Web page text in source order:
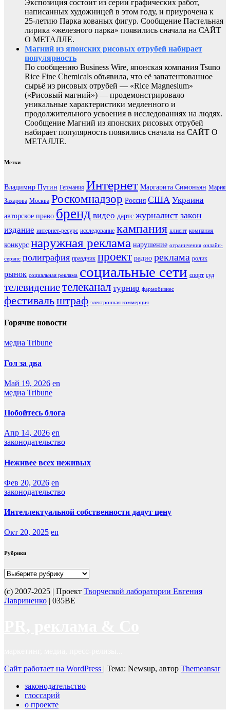
Экспозиция состоит из серии графических работ,
написанных художницей в этом году, и приурочена к
25-летию Парка кованых фигур. Сообщение Пастельная
лирика «железного парка» появились сначала на САЙТ
О МЕТАЛЛЕ.
Магний из японских рисовых отрубей набирает
популярность
По сообщению Business Wire, японская компания Tsuno
Rice Fine Chemicals объявила, что её запатентованное
сырьё из рисовых отрубей — «Rice Magnesium»
(«Рисовый магний») — продемонстрировало
уникальные характеристики медленного и
продолжительного усвоения в исследованиях на людях.
Сообщение Магний из японских рисовых отрубей
набирает популярность появились сначала на САЙТ О
МЕТАЛЛЕ.
Метки
Владимир Путин Германия Интернет Маргарита Симоньян Мария
Захарова Москва Роскомнадзор Россия США Украина
авторское право бренд видео дартс журналист закон
издание интернет-ресурс исследование кампания клиент компания
конкурс наружная реклама нарушение ограничения онлайн-
сервис полиграфия праздник проект радио реклама ролик
рынок социальная реклама социальные сети спорт суд
телевидениетелеканал турнир фармобизнес
фестивальштраф электронная коммерция
Горячие новости
медиа Tribune
Гол за два
Май 19, 2026 en
медиа Tribune
Побойтесь блога
Апр 14, 2026 en
законодательство
Неживее всех неживых
Фев 20, 2026 en
законодательство
Интеллектуальной собственности дадут цену
Окт 20, 2025 en
Рубрики
Рубрики
(с) 2007-2025 | Проект Творческой лаборатории Евгения
Лавриненко | 035BE
Сайт работает на WordPress | Тема: Newsup, автор Themeansar
законодательство
глоссарий
о проекте